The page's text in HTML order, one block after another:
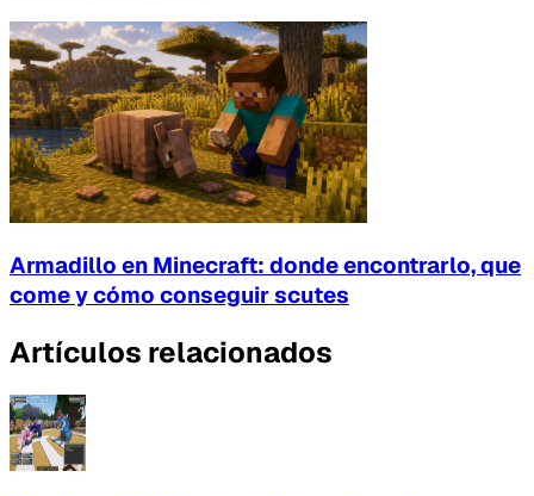
Armadillo en Minecraft: donde encontrarlo, que
come y cómo conseguir scutes
Artículos relacionados